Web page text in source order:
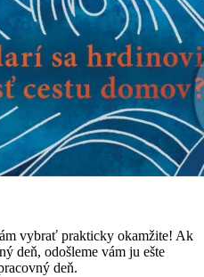
vybrať prakticky okamžite! Ak
deň, odošleme vám ju ešte
deň.